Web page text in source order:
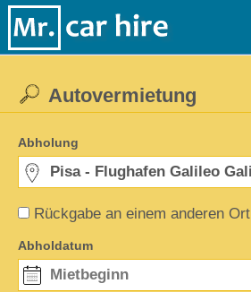
Rückgabe an einem anderen Ort
Autovermietung
Abholung
Abholdatum